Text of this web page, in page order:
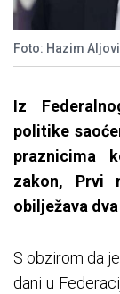
Foto: Hazim
Iz
politike
praznicima
zakon, Prvi
obilježava
S obzirom da
dani u